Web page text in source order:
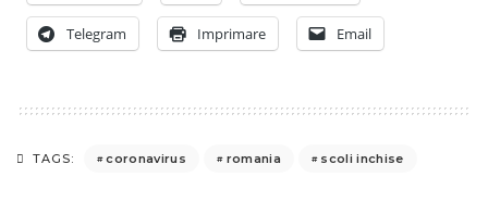
Telegram Imprimare Email
TAGS: coronavirus romania scoli inchise